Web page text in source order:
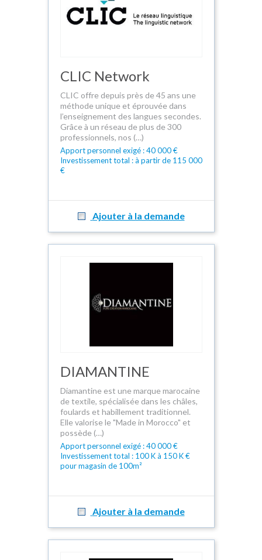
CLIC Network
CLIC offre depuis près de 45 ans une
méthode unique et éprouvée dans
l’enseignement des langues secondes.
Grâce à un réseau de plus de 300
professionnels, nos (…)
Apport personnel exigé : 40 000 €
Investissement total : à partir de 115 000
€
Ajouter à la demande
DIAMANTINE
Diamantine est une marque marocaine
de textile, spécialisée dans les châles,
foulards et habillement traditionnel.
Elle valorise le "Made in Morocco" et
possède (…)
Apport personnel exigé : 40 000 €
Investissement total : 100 K à 150 K €
pour magasin de 100m²
Ajouter à la demande